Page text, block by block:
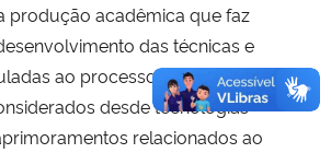
produção acadêmica que faz
das técnicas e
ao processo de projetar e
desde tecnologias
relacionados ao